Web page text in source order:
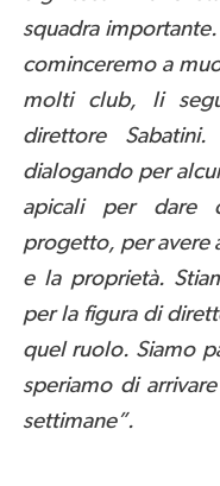
squadra
cominceremo a
molti club, li
direttore
dialogando per
apicali per dare
progetto, per avere
e la proprietà.
per la figura di
quel ruolo. Siamo
speriamo di
settimane”.